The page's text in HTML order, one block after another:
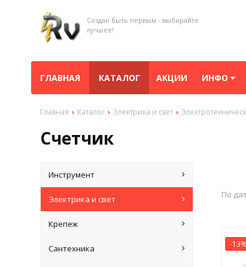
Создан быть первым - выбирайте
лучшее!
ГЛАВНАЯ КАТАЛОГ АКЦИИ ИНФО
Главная Каталог Электрика и свет
Счетчик
Инструмент
Электрика и свет
Крепеж
Сантехника
По
-13%